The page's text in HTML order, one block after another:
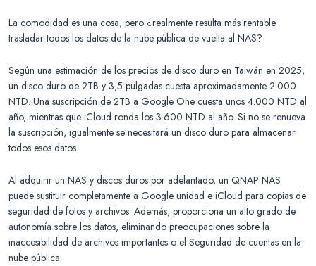
La comodidad es una cosa, pero ¿realmente resulta más rentable
trasladar todos los datos de la nube pública de vuelta al NAS?
Según una estimación de los precios de disco duro en Taiwán en 2025,
un disco duro de 2TB y 3,5 pulgadas cuesta aproximadamente 2.000
NTD. Una suscripción de 2TB a Google One cuesta unos 4.000 NTD al
año, mientras que iCloud ronda los 3.600 NTD al año. Si no se renueva
la suscripción, igualmente se necesitará un disco duro para almacenar
todos esos datos.
Al adquirir un NAS y discos duros por adelantado, un QNAP NAS
puede sustituir completamente a Google unidad e iCloud para copias de
seguridad de fotos y archivos. Además, proporciona un alto grado de
autonomía sobre los datos, eliminando preocupaciones sobre la
inaccesibilidad de archivos importantes o el Seguridad de cuentas en la
nube pública.